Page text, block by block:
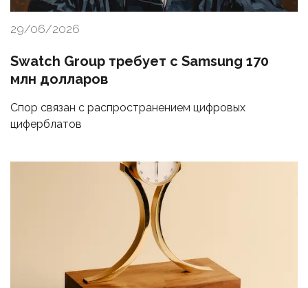
29/06/2026
Swatch Group требует с Samsung 170
млн долларов
Спор связан с распространением цифровых
циферблатов